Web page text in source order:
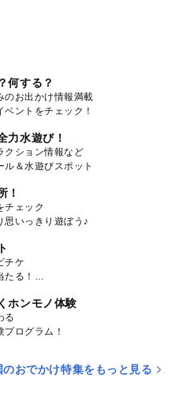
何する？
のお出かけ情報満載
ントをチェック！
力水遊び！
クション情報など
＆水遊びスポット
！
チェック
思いっきり遊ぼう♪
チケ
る！
ホンモノ体験
る
プログラム！
のおでかけ特集をもっと見る